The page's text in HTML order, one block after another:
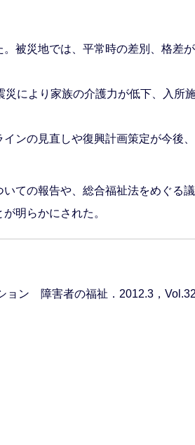
被災地では、平常時の差別、格差
により家族の介護力が低下、入所
ンの見直しや復興計画策定が今後
ての報告や、総合福祉法をめぐる
明らかにされた。
ョン 障害者の福祉．2012.3，